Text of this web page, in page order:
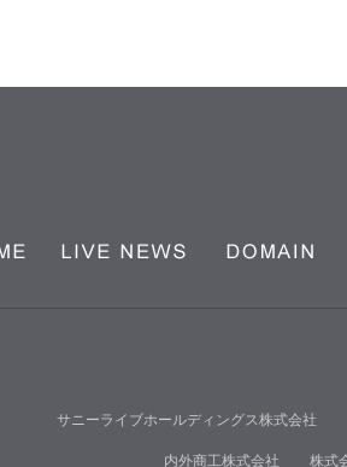
サニーライブホールディングス株式会社
内外商工株式会社 株式